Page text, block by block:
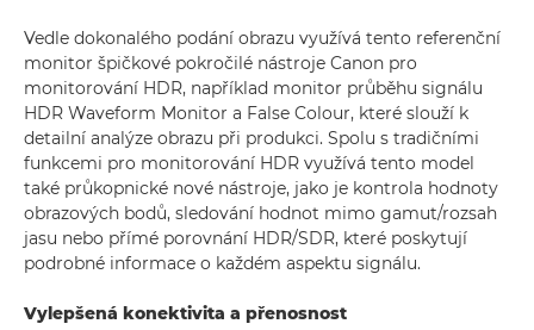
Vedle dokonalého podání obrazu využívá tento referenční
monitor špičkové pokročilé nástroje Canon pro
monitorování HDR, například monitor průběhu signálu
HDR Waveform Monitor a False Colour, které slouží k
detailní analýze obrazu při produkci. Spolu s tradičními
funkcemi pro monitorování HDR využívá tento model
také průkopnické nové nástroje, jako je kontrola hodnoty
obrazových bodů, sledování hodnot mimo gamut/rozsah
jasu nebo přímé porovnání HDR/SDR, které poskytují
podrobné informace o každém aspektu signálu.
Vylepšená konektivita a přenosnost